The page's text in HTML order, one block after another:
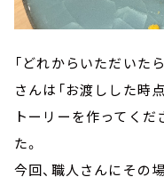
「どれからいただいた
さんは「お渡しした時
トーリーを作ってくだ
た。
今回、職人さんにその